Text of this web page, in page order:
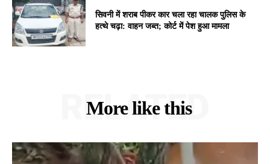
सिवनी में शराब पीकर कार चला रहा चालक पुलिस के
हत्थे चढ़ा: वाहन जब्त; कोर्ट में पेश हुआ मामला
More like this
RELATED